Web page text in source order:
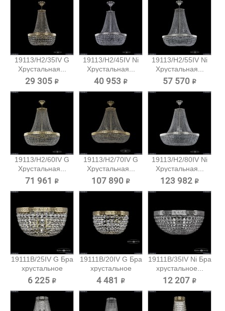
19113/H2/35IV G
Хрустальная...
29 305 ₽
19113/H2/45IV Ni
Хрустальная...
40 953 ₽
19113/H2/55IV Ni
Хрустальная...
57 570 ₽
19113/H2/60IV G
Хрустальная...
71 961 ₽
19113/H2/70IV G
Хрустальная...
107 890 ₽
19113/H2/80IV Ni
Хрустальная...
123 982 ₽
19111B/25IV G Бра
хрустальное
Bohemia...
6 225 ₽
19111B/20IV G Бра
хрустальное
Bohemia...
4 481 ₽
19111B/35IV Ni Бра
хрустальное...
12 207 ₽